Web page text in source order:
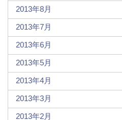
2013年8月
2013年7月
2013年6月
2013年5月
2013年4月
2013年3月
2013年2月